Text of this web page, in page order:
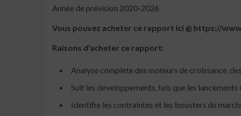
Année de prévision 2020-2026
Vous pouvez acheter ce rapport ici @ https://
Raisons d’acheter ce rapport:
Analyse complète des moteurs de croissance,
Suit les développements, tels que les
Identifie les contraintes et les boosters du